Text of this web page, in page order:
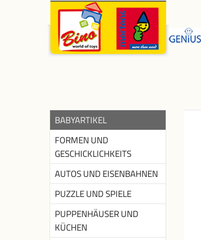
BABYARTIKEL
FORMEN UND
GESCHICKLICHKEITS
AUTOS UND EISENBAHNEN
PUZZLE UND SPIELE
PUPPENHÄUSER UND
KÜCHEN